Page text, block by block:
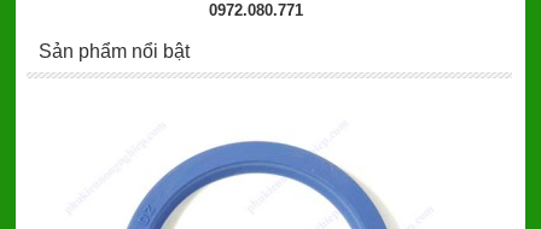
0972.080.771
Sản phẩm nổi bật